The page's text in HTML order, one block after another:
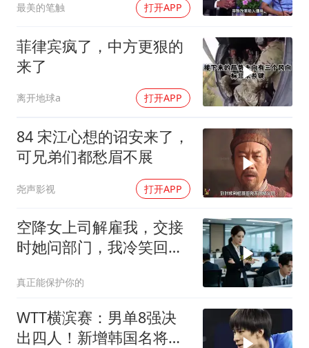
最美的笔触 打开APP
菲律宾疯了，中方更狠的
来了
离开地球a 打开APP
84 宋江心想的诏安来了，
可兄弟们都愁眉不展
尧声影视 打开APP
空降女上司解雇我，交接
时她问部门，我冷笑回
真正能保护你的
WTT横滨赛：男单8强决
出四人！新增韩国名将晋